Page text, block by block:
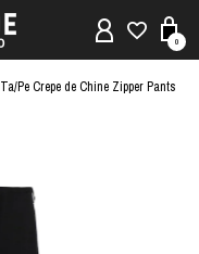
0
Ta/Pe Crepe de Chine Zipper Pants